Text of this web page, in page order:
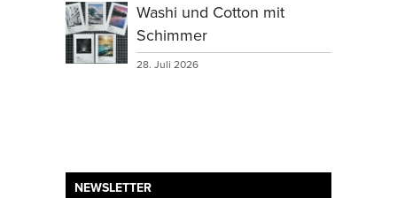
Washi und Cotton mit
Schimmer
28. Juli 2026
NEWSLETTER